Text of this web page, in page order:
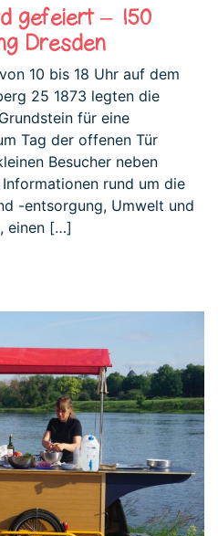
gefeiert – 150
Dresden
10 bis 18 Uhr auf dem
25 1873 legten die
für eine
Tag der offenen Tür
Besucher neben
rund um die
-entsorgung, Umwelt und
einen […]